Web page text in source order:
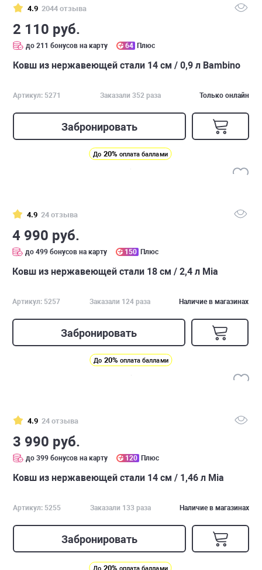
4.9 2044 отзыва
2 110 руб.
до 211 бонусов на карту 64 Плюс
Ковш из нержавеющей стали 14 см / 0,9 л Bambino
Артикул: 5271 Заказали 352 раза Только онлайн
Забронировать
До 20% оплата баллами
4.9 24 отзыва
4 990 руб.
до 499 бонусов на карту 150 Плюс
Ковш из нержавеющей стали 18 см / 2,4 л Mia
Артикул: 5257 Заказали 124 раза Наличие в магазинах
Забронировать
До 20% оплата баллами
4.9 24 отзыва
3 990 руб.
до 399 бонусов на карту 120 Плюс
Ковш из нержавеющей стали 14 см / 1,46 л Mia
Артикул: 5255 Заказали 133 раза Наличие в магазинах
Забронировать
20%